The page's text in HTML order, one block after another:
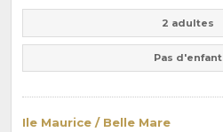
2 adultes
Pas d'enfant
Ile Maurice / Belle Mare